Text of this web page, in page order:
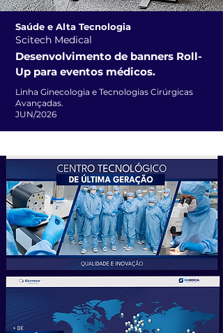
Saúde e Alta Tecnologia
Scitech Medical
Desenvolvimento de banners Roll-
Up para eventos médicos.
Linha Ginecologia e Tecnologias Cirúrgicas
Avançadas.
JUN/2026